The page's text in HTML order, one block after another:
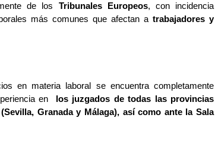
de los Tribunales Europeos, con incidencia
más comunes que afectan a trabajadores y
en materia laboral se encuentra completamente
en los juzgados de todas las provincias
Granada y Málaga), así como ante la Sala